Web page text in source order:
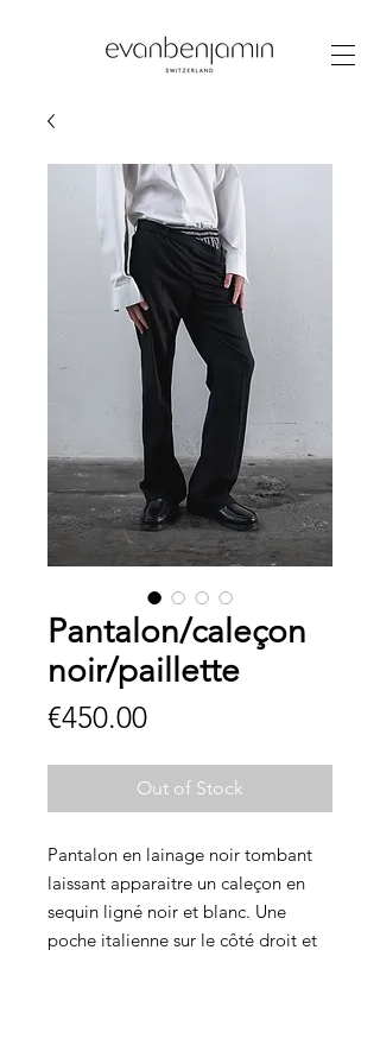
Pantalon/caleçon
noir/paillette
€450.00Price
Out of Stock
Pantalon en lainage noir tombant
laissant apparaitre un caleçon en
sequin ligné noir et blanc. Une
poche italienne sur le côté droit et